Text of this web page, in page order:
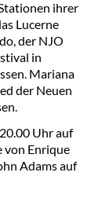
ihrer
Lucerne
der NJO
in
Mariana
der Neuen
Uhr auf
von Enrique
Adams auf